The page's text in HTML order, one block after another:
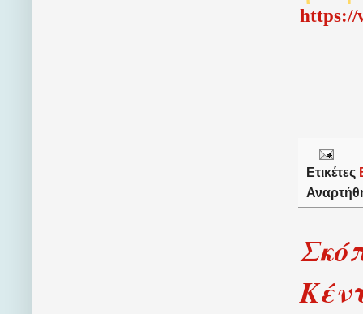
https://
Ετικέτες